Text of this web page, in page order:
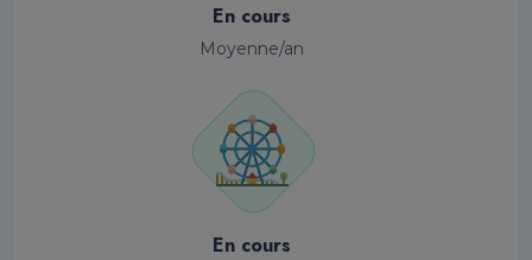
En cours
Moyenne/an
En cours